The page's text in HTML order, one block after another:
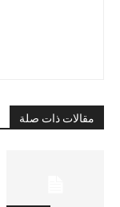
مقالات ذات صلة